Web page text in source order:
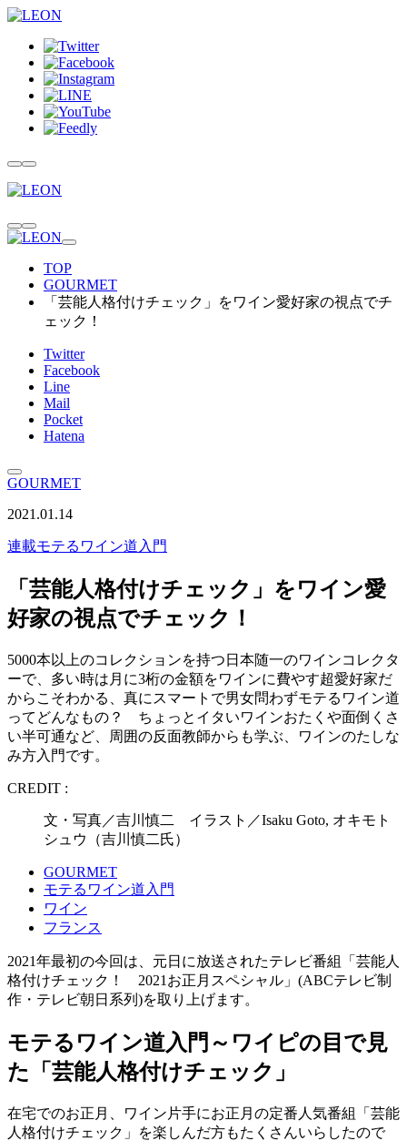
TOP
GOURMET
「芸能人格付けチェック」をワイン愛好家の視点でチ
ェック！
Twitter
Facebook
Line
Mail
Pocket
Hatena
GOURMET
2021.01.14
連載モテるワイン道入門
「芸能人格付けチェック」をワイン愛
好家の視点でチェック！
5000本以上のコレクションを持つ日本随一のワインコレクタ
ーで、多い時は月に3桁の金額をワインに費やす超愛好家だ
からこそわかる、真にスマートで男女問わずモテるワイン道
ってどんなもの？ ちょっとイタいワインおたくや面倒くさ
い半可通など、周囲の反面教師からも学ぶ、ワインのたしな
み方入門です。
CREDIT :
文・写真／吉川慎二 イラスト／Isaku Goto, オキモト
シュウ（吉川慎二氏）
GOURMET
モテるワイン道入門
ワイン
フランス
2021年最初の今回は、元日に放送されたテレビ番組「芸能人
格付けチェック！ 2021お正月スペシャル」(ABCテレビ制
作・テレビ朝日系列)を取り上げます。
モテるワイン道入門～ワイピの目で見
た「芸能人格付けチェック」
在宅でのお正月、ワイン片手にお正月の定番人気番組「芸能
人格付けチェック」を楽しんだ方もたくさんいらしたので